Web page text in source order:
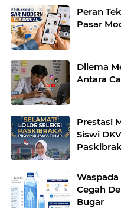
Peran
Pasar
Dilema
Antara
Prestasi
Siswi
Waspada
Cegah
Bugar